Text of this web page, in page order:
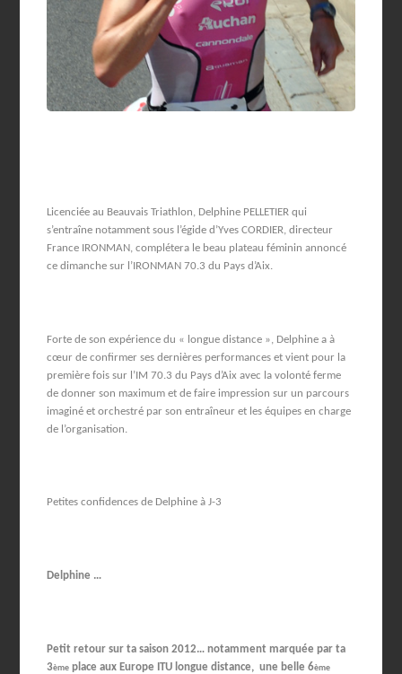
Licenciée au Beauvais Triathlon, Delphine PELLETIER qui
s’entraîne notamment sous l’égide d’Yves CORDIER, directeur
France IRONMAN, complétera le beau plateau féminin annoncé
ce dimanche sur l’IRONMAN 70.3 du Pays d’Aix.
Forte de son expérience du « longue distance », Delphine a à
cœur de confirmer ses dernières performances et vient pour la
première fois sur l’IM 70.3 du Pays d’Aix avec la volonté ferme
de donner son maximum et de faire impression sur un parcours
imaginé et orchestré par son entraîneur et les équipes en charge
de l’organisation.
Petites confidences de Delphine à J-3
Delphine …
Petit retour sur ta saison 2012… notamment marquée par ta
3ème place aux Europe ITU longue distance, une belle 6ème